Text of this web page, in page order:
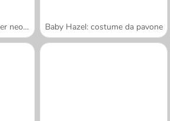
Piccola Hazel: vaccino per neonato Baby Hazel: costume da pavone